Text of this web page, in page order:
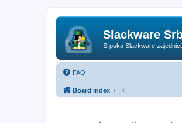
Slackware
Srpska Slackware
FAQ
Board index